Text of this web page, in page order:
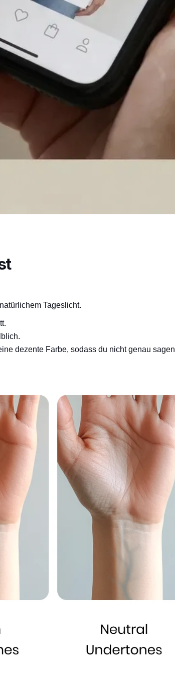
Tageslicht.
dezente Farbe, sodass du nicht genau sagen